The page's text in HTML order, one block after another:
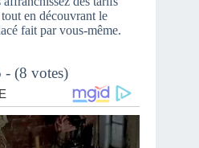
en découvrant le
fait par vous-même.
- (8 votes)